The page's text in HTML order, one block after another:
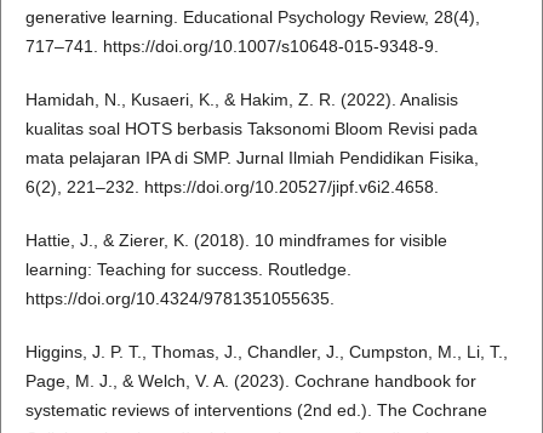
generative learning. Educational Psychology Review, 28(4),
717–741. https://doi.org/10.1007/s10648-015-9348-9.
Hamidah, N., Kusaeri, K., & Hakim, Z. R. (2022). Analisis
kualitas soal HOTS berbasis Taksonomi Bloom Revisi pada
mata pelajaran IPA di SMP. Jurnal Ilmiah Pendidikan Fisika,
6(2), 221–232. https://doi.org/10.20527/jipf.v6i2.4658.
Hattie, J., & Zierer, K. (2018). 10 mindframes for visible
learning: Teaching for success. Routledge.
https://doi.org/10.4324/9781351055635.
Higgins, J. P. T., Thomas, J., Chandler, J., Cumpston, M., Li, T.,
Page, M. J., & Welch, V. A. (2023). Cochrane handbook for
systematic reviews of interventions (2nd ed.). The Cochrane